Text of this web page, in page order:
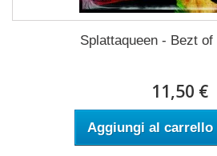
Splattaqueen - Bezt of
11,50 €
Aggiungi al carrello